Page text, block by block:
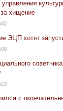
хищение
ЭЦП хотят
с